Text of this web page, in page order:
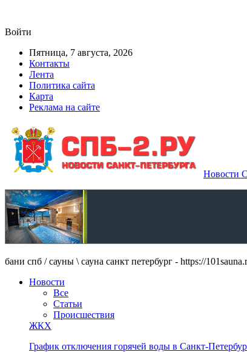
Войти
Пятница, 7 августа, 2026
Контакты
Лента
Политика сайта
Карта
Реклама на сайте
Новости
бани спб / сауны \ сауна санкт петербург - https://
Новости
Все
Статьи
Происшествия
ЖКХ
График отключения горячей воды в Санкт-